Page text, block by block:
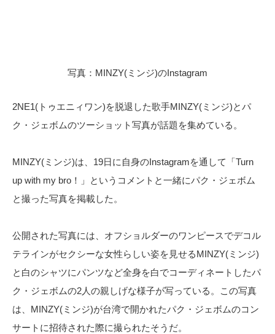
写真：MINZY(ミンジ)のInstagram
2NE1(トゥエニィワン)を脱退した歌手MINZY(ミンジ)とパ
ク・ジェボムのツーショット写真が話題を集めている。
MINZY(ミンジ)は、19日に自身のInstagramを通して「Turn
up with my bro！」というコメントと一緒にパク・ジェボム
と撮った写真を掲載した。
公開された写真には、オフショルダーのワンピースでデコル
テラインがセクシーな女性らしい姿を見せるMINZY(ミンジ)
と白のシャツにパンツなど全身を白でコーディネートしたパ
ク・ジェボムの2人の親しげな様子が写っている。この写真
は、MINZY(ミンジ)が台湾で開かれたパク・ジェボムのコン
サートに招待された際に撮られたそうだ。